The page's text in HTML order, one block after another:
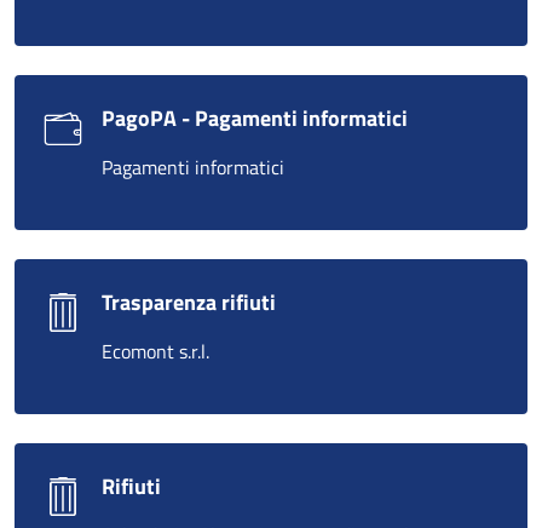
PagoPA - Pagamenti informatici
Pagamenti informatici
Trasparenza rifiuti
Ecomont s.r.l.
Rifiuti